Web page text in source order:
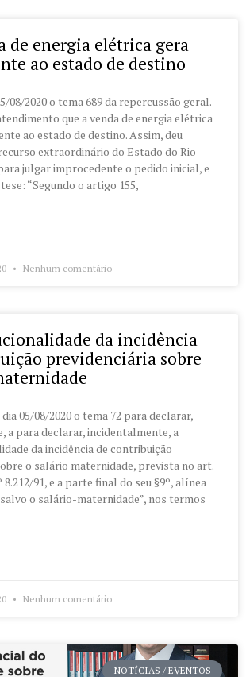
de energia elétrica gera
ao estado de destino
08/2020 o tema 689 da repercussão geral.
que a venda de energia elétrica
ao estado de destino. Assim, deu
extraordinário do Estado do Rio
julgar improcedente o pedido inicial, e
“Segundo o artigo 155,
Nenhum comentário
da incidência
previdenciária sobre
05/08/2020 o tema 72 para declarar,
a para declarar, incidentalmente, a
da incidência de contribuição
o salário maternidade, prevista no art.
8.212/91, e a parte final do seu §9º, alínea
o salário-maternidade”, nos termos
Nenhum comentário
NOTÍCIAS / EVENTOS